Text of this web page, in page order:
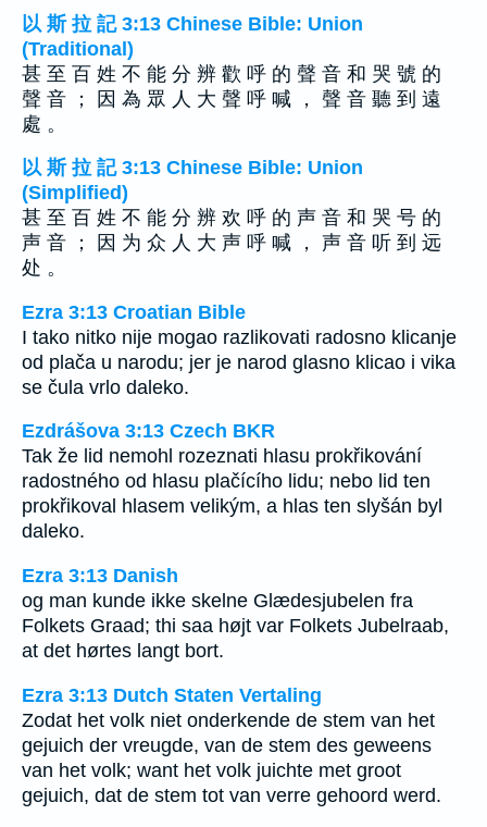
以 斯 拉 記 3:13 Chinese Bible: Union
(Traditional)
甚 至 百 姓 不 能 分 辨 歡 呼 的 聲 音 和 哭 號 的
聲 音 ； 因 為 眾 人 大 聲 呼 喊 ， 聲 音 聽 到 遠
處 。
以 斯 拉 記 3:13 Chinese Bible: Union
(Simplified)
甚 至 百 姓 不 能 分 辨 欢 呼 的 声 音 和 哭 号 的
声 音 ； 因 为 众 人 大 声 呼 喊 ， 声 音 听 到 远
处 。
Ezra 3:13 Croatian Bible
I tako nitko nije mogao razlikovati radosno klicanje
od plača u narodu; jer je narod glasno klicao i vika
se čula vrlo daleko.
Ezdrášova 3:13 Czech BKR
Tak že lid nemohl rozeznati hlasu prokřikování
radostného od hlasu plačícího lidu; nebo lid ten
prokřikoval hlasem velikým, a hlas ten slyšán byl
daleko.
Ezra 3:13 Danish
og man kunde ikke skelne Glædesjubelen fra
Folkets Graad; thi saa højt var Folkets Jubelraab,
at det hørtes langt bort.
Ezra 3:13 Dutch Staten Vertaling
Zodat het volk niet onderkende de stem van het
gejuich der vreugde, van de stem des geweens
van het volk; want het volk juichte met groot
gejuich, dat de stem tot van verre gehoord werd.